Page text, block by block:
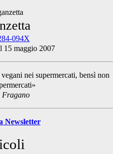
094X
15 maggio 2007
nei supermercati, bensì non
Fragano
Newsletter